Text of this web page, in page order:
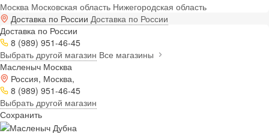
Москва Московская область Нижегородская область
Доставка по России Доставка по России
Доставка по России
8 (989) 951-46-45
Выбрать другой магазин Все магазины
Масленыч Москва
Россия, Москва,
8 (989) 951-46-45
Выбрать другой магазин
Сохранить